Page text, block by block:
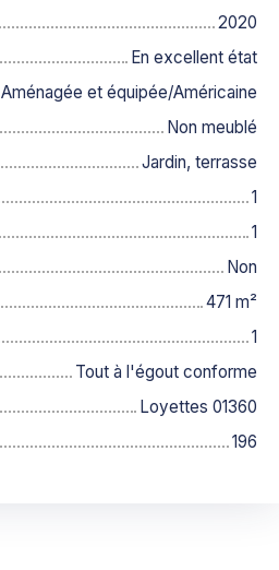
2020
En excellent état
Aménagée et équipée/Américaine
Non meublé
Jardin, terrasse
1
1
Non
471 m²
1
Tout à l'égout conforme
Loyettes 01360
196